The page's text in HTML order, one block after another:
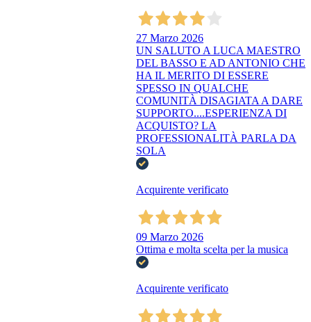
27 Marzo 2026
UN SALUTO A LUCA MAESTRO
DEL BASSO E AD ANTONIO CHE
HA IL MERITO DI ESSERE
SPESSO IN QUALCHE
COMUNITÀ DISAGIATA A DARE
SUPPORTO....ESPERIENZA DI
ACQUISTO? LA
PROFESSIONALITÀ PARLA DA
SOLA
Acquirente verificato
09 Marzo 2026
Ottima e molta scelta per la musica
Acquirente verificato